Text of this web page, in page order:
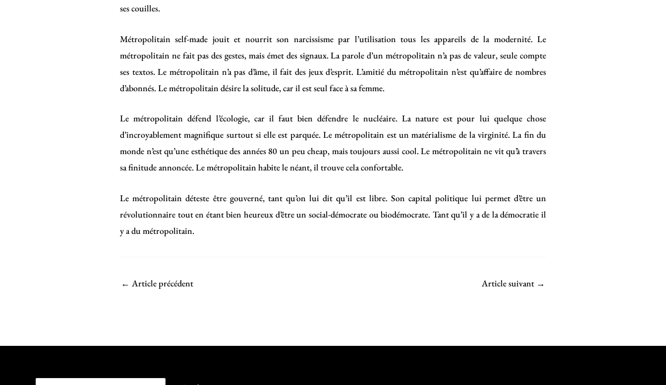
ses couilles.
Métropolitain self-made jouit et nourrit son narcissisme par l’utilisation tous les appareils de la modernité. Le
métropolitain ne fait pas des gestes, mais émet des signaux. La parole d’un métropolitain n’a pas de valeur, seule compte
ses textos. Le métropolitain n’a pas d’âme, il fait des jeux d’esprit. L’amitié du métropolitain n’est qu’affaire de nombres
d’abonnés. Le métropolitain désire la solitude, car il est seul face à sa femme.
Le métropolitain défend l’écologie, car il faut bien défendre le nucléaire. La nature est pour lui quelque chose
d’incroyablement magnifique surtout si elle est parquée. Le métropolitain est un matérialisme de la virginité. La fin du
monde n’est qu’une esthétique des années 80 un peu cheap, mais toujours aussi cool. Le métropolitain ne vit qu’à travers
sa finitude annoncée. Le métropolitain habite le néant, il trouve cela confortable.
Le métropolitain déteste être gouverné, tant qu’on lui dit qu’il est libre. Son capital politique lui permet d’être un
révolutionnaire tout en étant bien heureux d’être un social-démocrate ou biodémocrate. Tant qu’il y a de la démocratie il
y a du métropolitain.
← Article précédent Article suivant →